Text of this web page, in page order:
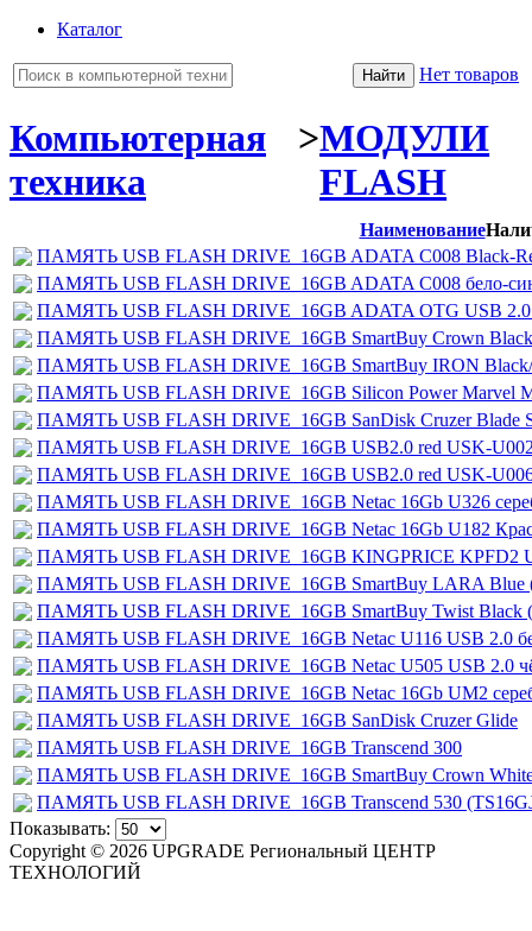
Каталог
Нет товаров
Компьютерная
техника
>МОДУЛИ
FLASH
Наименование
ПАМЯТЬ USB FLASH DRIVE_16GB ADATA C008 Black-
ПАМЯТЬ USB FLASH DRIVE_16GB ADATA C008 бело-
ПАМЯТЬ USB FLASH DRIVE_16GB ADATA OTG USB 2.0
ПАМЯТЬ USB FLASH DRIVE_16GB SmartВuy Crown
ПАМЯТЬ USB FLASH DRIVE_16GB SmartВuy IRON
ПАМЯТЬ USB FLASH DRIVE_16GB Silicon Power Marvel
ПАМЯТЬ USB FLASH DRIVE_16GB SanDisk Cruzer Blade
ПАМЯТЬ USB FLASH DRIVE_16GB USB2.0 red USK-
ПАМЯТЬ USB FLASH DRIVE_16GB USB2.0 red USK-
ПАМЯТЬ USB FLASH DRIVE_16GB Netac 16Gb U326
ПАМЯТЬ USB FLASH DRIVE_16GB Netac 16Gb U182
ПАМЯТЬ USB FLASH DRIVE_16GB KINGPRICE KPFD2
ПАМЯТЬ USB FLASH DRIVE_16GB SmartВuy LARA Blue
ПАМЯТЬ USB FLASH DRIVE_16GB SmartВuy Twist Black
ПАМЯТЬ USB FLASH DRIVE_16GB Netac U116 USB 2.0
ПАМЯТЬ USB FLASH DRIVE_16GB Netac U505 USB 2.0
ПАМЯТЬ USB FLASH DRIVE_16GB Netac 16Gb UM2
ПАМЯТЬ USB FLASH DRIVE_16GB SanDisk Cruzer Glide
ПАМЯТЬ USB FLASH DRIVE_16GB Transcend 300
ПАМЯТЬ USB FLASH DRIVE_16GB SmartBuy Crown
ПАМЯТЬ USB FLASH DRIVE_16GB Transcend 530
Показывать:
Copyright © 2026 UPGRADE Региональный ЦЕНТР
ТЕХНОЛОГИЙ